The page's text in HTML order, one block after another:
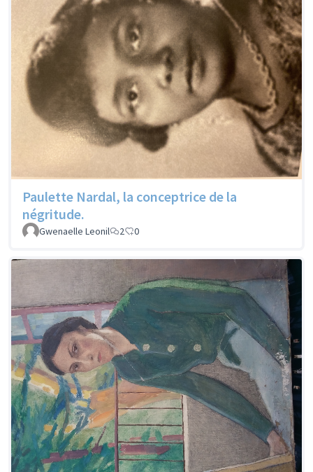
Paulette Nardal, la conceptrice de la
négritude.
Gwenaelle Leonil 2 0